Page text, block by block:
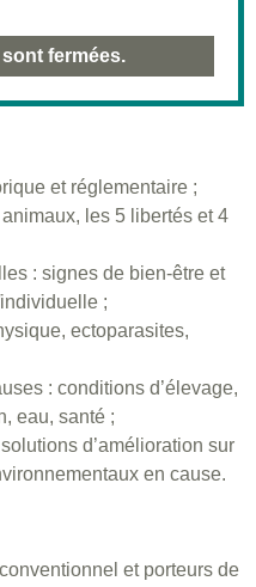
fermées.
et réglementaire ;
les 5 libertés et 4
: signes de bien-être et
;
ectoparasites,
: conditions d’élevage,
eau, santé ;
d’amélioration sur
en cause.
et porteurs de